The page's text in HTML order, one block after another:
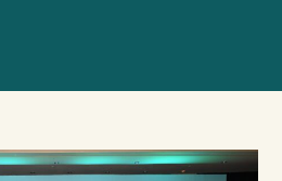
TA
TẶNG